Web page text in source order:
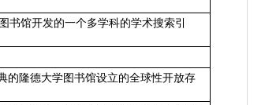
书馆开发的一个多学科的学术搜索引
的隆德大学图书馆设立的全球性开放存